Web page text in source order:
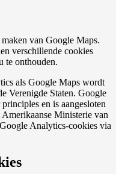
van Google Maps.
verschillende cookies
te onthouden.
als Google Maps wordt
Verenigde Staten. Google
en is aangesloten
Ministerie van
Analytics-cookies via